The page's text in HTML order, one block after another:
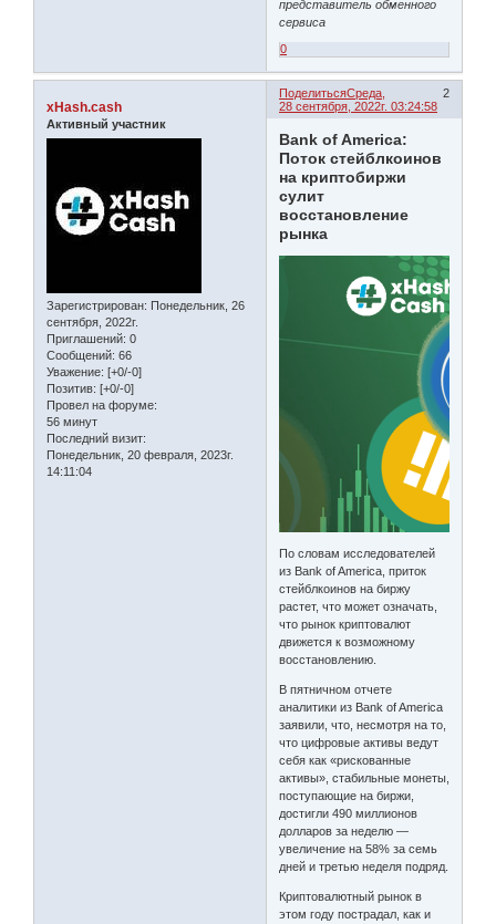
представитель обменного
сервиса
0
Поделиться 2
Среда,
28 сентября, 2022г. 03:24:58
xHash.cash
Активный участник
Зарегистрирован: Понедельник, 26
сентября, 2022г.
Приглашений: 0
Сообщений: 66
Уважение: [+0/-0]
Позитив: [+0/-0]
Провел на форуме:
56 минут
Последний визит:
Понедельник, 20 февраля, 2023г.
14:11:04
Bank of America:
Поток стейблкоинов
на криптобиржи
сулит
восстановление
рынка
По словам исследователей
из Bank of America, приток
стейблкоинов на биржу
растет, что может означать,
что рынок криптовалют
движется к возможному
восстановлению.
В пятничном отчете
аналитики из Bank of America
заявили, что, несмотря на то,
что цифровые активы ведут
себя как «рискованные
активы», стабильные монеты,
поступающие на биржи,
достигли 490 миллионов
долларов за неделю —
увеличение на 58% за семь
дней и третью неделя подряд.
Криптовалютный рынок в
этом году пострадал, как и